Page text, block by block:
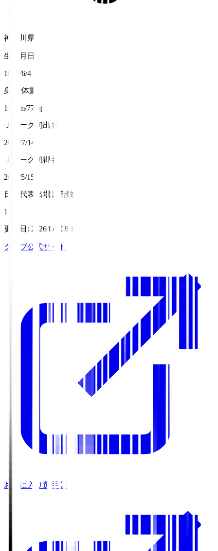
神奈川県
生年月日
1988/6/4
身長/体重
175cm/77kg
Ｊリーグ初出場
2010/7/14
Ｊリーグ初得点
2011/5/15
日本代表出場試合数
1
更新日 : 2026/8/7 08:11
クラブ公式サイト
お気に入り選手登録